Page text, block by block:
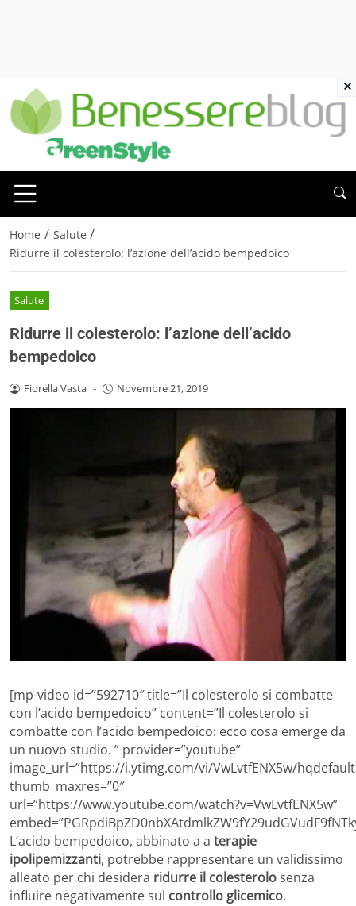
Home / Salute /
Ridurre il colesterolo: l’azione dell’acido bempedoico
Salute
Ridurre il colesterolo: l’azione dell’acido
bempedoico
Fiorella Vasta - Novembre 21, 2019
[mp-video id=”592710″ title=”Il colesterolo si combatte
con l’acido bempedoico” content=”Il colesterolo si
combatte con l’acido bempedoico: ecco cosa emerge da
un nuovo studio. ” provider=”youtube”
image_url=”https://i.ytimg.com/vi/VwLvtfENX5w/
thumb_maxres=”0″
url=”https://www.youtube.com/watch?v=VwLvtfENX5w”
L’acido bempedoico, abbinato a a terapie
ipolipemizzanti, potrebbe rappresentare un validissimo
alleato per chi desidera ridurre il colesterolosenza
influire negativamente sul controllo glicemico.
×